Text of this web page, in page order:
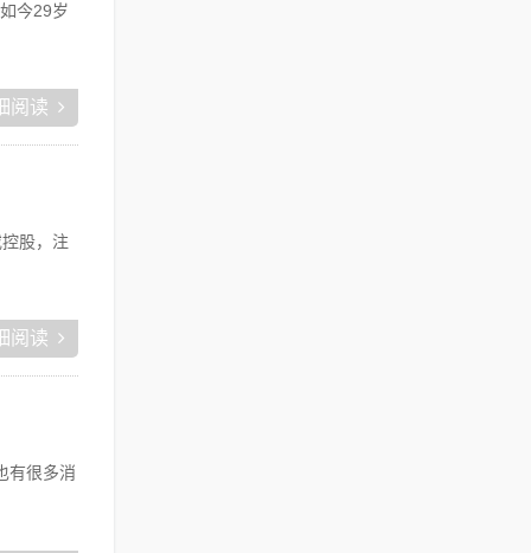
今29岁
阅读
股，注
阅读
有很多消